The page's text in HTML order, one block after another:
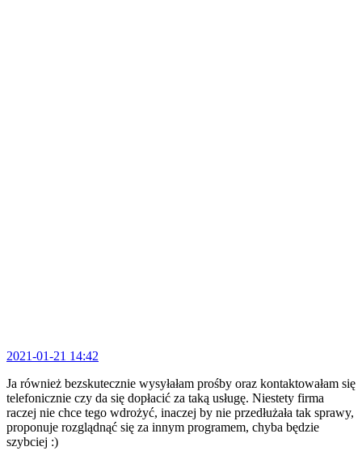
2021-01-21 14:42
Ja również bezskutecznie wysyłałam prośby oraz kontaktowałam się
telefonicznie czy da się dopłacić za taką usługę. Niestety firma
raczej nie chce tego wdrożyć, inaczej by nie przedłużała tak sprawy,
proponuje rozglądnąć się za innym programem, chyba będzie
szybciej :)